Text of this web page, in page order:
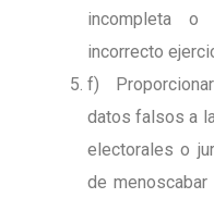
incompleta o
incorrecto
f)
datos falsos a
electorales o
de